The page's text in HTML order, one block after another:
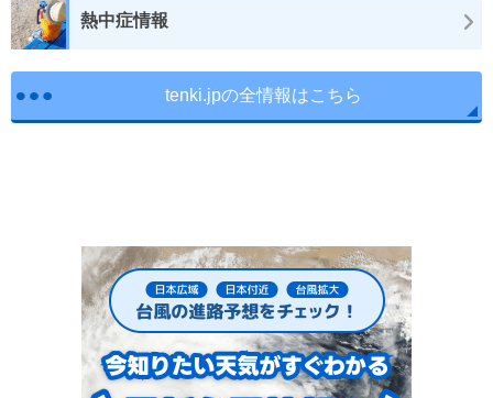
熱中症情報
tenki.jpの全情報はこちら